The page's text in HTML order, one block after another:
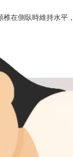
椎在側臥時維持水平